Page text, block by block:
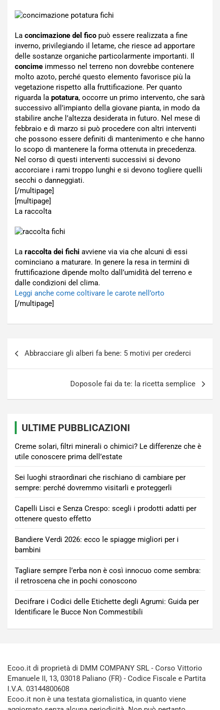
La concimazione del fico può essere realizzata a fine
inverno, privilegiando il letame, che riesce ad apportare
delle sostanze organiche particolarmente importanti. Il
concime immesso nel terreno non dovrebbe contenere
molto azoto, perché questo elemento favorisce più la
vegetazione rispetto alla fruttificazione. Per quanto
riguarda la potatura, occorre un primo intervento, che sarà
successivo all’impianto della giovane pianta, in modo da
stabilire anche l’altezza desiderata in futuro. Nel mese di
febbraio e di marzo si può procedere con altri interventi
che possono essere definiti di mantenimento e che hanno
lo scopo di mantenere la forma ottenuta in precedenza.
Nel corso di questi interventi successivi si devono
accorciare i rami troppo lunghi e si devono togliere quelli
secchi o danneggiati.
[/multipage]
[multipage]
La raccolta
La raccolta dei fichi avviene via via che alcuni di essi
cominciano a maturare. In genere la resa in termini di
fruttificazione dipende molto dall’umidità del terreno e
dalle condizioni del clima.
Leggi anche come coltivare le carote nell’orto
[/multipage]
Abbracciare gli alberi fa bene: 5 motivi per crederci
Doposole fai da te: la ricetta semplice
ULTIME PUBBLICAZIONI
Creme solari, filtri minerali o chimici? Le differenze che è
utile conoscere prima dell’estate
Sei luoghi straordinari che rischiano di cambiare per
sempre: perché dovremmo visitarli e proteggerli
Capelli Lisci e Senza Crespo: scegli i prodotti adatti per
ottenere questo effetto
Bandiere Verdi 2026: ecco le spiagge migliori per i
bambini
Tagliare sempre l’erba non è così innocuo come sembra:
il retroscena che in pochi conoscono
Decifrare i Codici delle Etichette degli Agrumi: Guida per
Identificare le Bucce Non Commestibili
Ecoo.it di proprietà di DMM COMPANY SRL - Corso Vittorio
Emanuele II, 13, 03018 Paliano (FR) - Codice Fiscale e Partita
I.V.A. 03144800608
Ecoo.it non è una testata giornalistica, in quanto viene